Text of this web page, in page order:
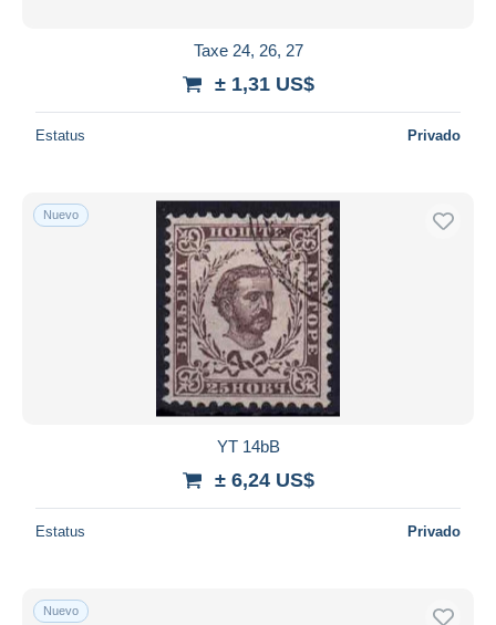
Taxe 24, 26, 27
± 1,31 US$
Estatus Privado
Nuevo
YT 14bB
± 6,24 US$
Estatus Privado
Nuevo